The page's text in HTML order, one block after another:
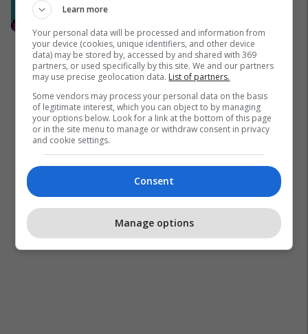
minuta
Learn more
Your personal data will be processed and information from
your device (cookies, unique identifiers, and other device
data) may be stored by, accessed by and shared with 369
partners, or used specifically by this site. We and our partners
may use precise geolocation data. List of partners.
Some vendors may process your personal data on the basis
of legitimate interest, which you can object to by managing
your options below. Look for a link at the bottom of this page
or in the site menu to manage or withdraw consent in privacy
and cookie settings.
Consent
Manage options